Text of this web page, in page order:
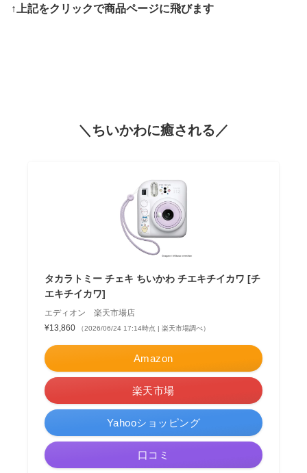
↑上記をクリックで商品ページに飛びます
＼ちいかわに癒される／
タカラトミー チェキ ちいかわ チエキチイカワ [チ
エキチイカワ]
エディオン 楽天市場店
¥13,860
（2026/06/24 17:14時点 | 楽天市場調べ）
Amazon
楽天市場
Yahooショッピング
口コミ